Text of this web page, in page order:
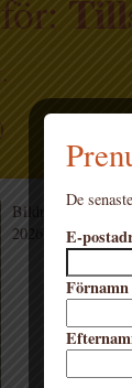
Bildnamn:
2026)
De
E-
Förnamn